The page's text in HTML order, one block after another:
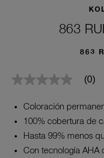
863
863
Sin
Enlace
la
misma
página.
(0)
Coloración
100% cobertura de
Hasta 99% menos
Con tecnología AHA